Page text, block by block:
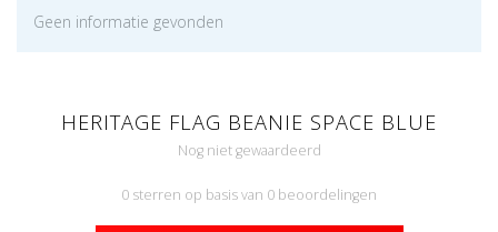
Geen informatie gevonden
HERITAGE FLAG BEANIE SPACE BLUE
Nog niet gewaardeerd
0 sterren op basis van 0 beoordelingen